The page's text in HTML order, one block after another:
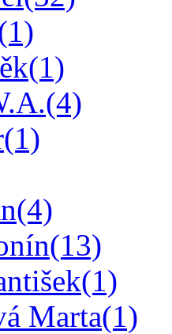
(1)
(4)
(1)
(4)
(13)
(1)
Marta(1)